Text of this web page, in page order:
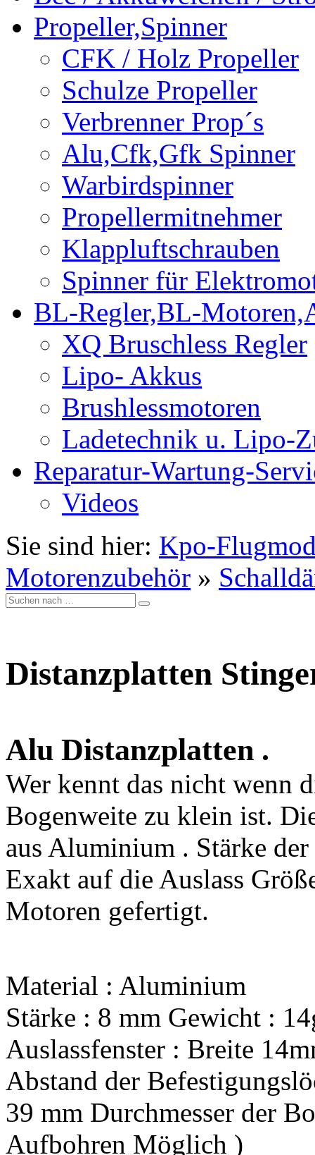
Propeller,Spinner
CFK / Holz Propeller
Schulze Propeller
Verbrenner Prop´s
Alu,Cfk,Gfk Spinner
Warbirdspinner
Propellermitnehmer
Klappluftschrauben
Spinner für
BL-Regler,BL-
XQ Bruschless Regler
Lipo- Akkus
Brushlessmotoren
Ladetechnik u. Lipo-
Reparatur-Wartung-
Videos
Sie sind hier: Kpo-
Motorenzubehör »
Distanzplatten
Alu Distanzplatten .
Wer kennt das nicht wenn
Bogenweite zu klein ist.
aus Aluminium . Stärke
Exakt auf die Auslass
Motoren gefertigt.
Material : Aluminium
Stärke : 8 mm Gewicht :
Auslassfenster : Breite
Abstand der
39 mm Durchmesser der
Aufbohren Möglich )